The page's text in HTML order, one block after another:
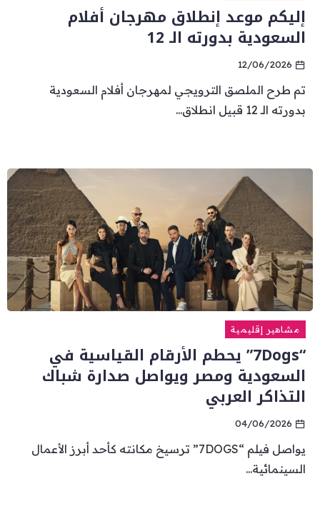
إليكم موعد إنطلاق مهرجان أفلام
السعودية بدورته الـ 12
12/06/2026
تم طرح الملصق الترويجي لمهرجان أفلام السعودية
بدورته الـ 12 قبيل انطلاق...
مشاهير إقليمية
“7Dogs” يحطم الأرقام القياسية في
السعودية ومصر ويواصل صدارة شباك
التذاكر العربي
04/06/2026
يواصل فيلم “7DOGS” ترسيخ مكانته كأحد أبرز الأعمال
السينمائية...